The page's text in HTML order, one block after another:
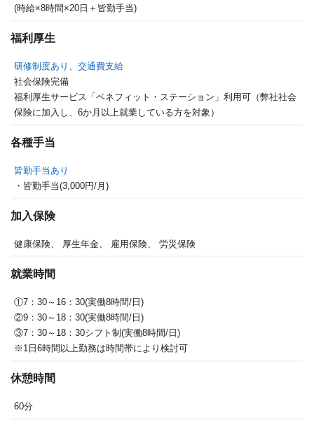
(時給×8時間×20日＋皆勤手当)
福利厚生
研修制度あり
交通費支給
社会保険完備
福利厚生サービス「ベネフィット・ステーション」利用可（弊社社会
保険に加入し、6か月以上就業している方を対象）
各種手当
皆勤手当あり
・皆勤手当(3,000円/月)
加入保険
健康保険、 厚生年金、 雇用保険、 労災保険
就業時間
①7：30～16：30(実働8時間/日)
②9：30～18：30(実働8時間/日)
③7：30～18：30シフト制(実働8時間/日)
※1日6時間以上勤務は時間帯により検討可
休憩時間
60分